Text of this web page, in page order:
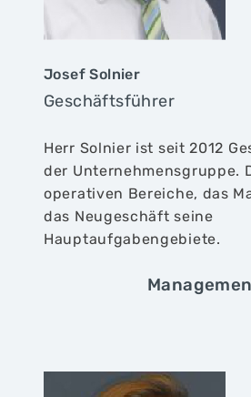
Josef Solnier
Geschäftsführer
Herr Solnier ist seit 2012
der Unternehmensgruppe.
operativen Bereiche, das
das Neugeschäft seine
Hauptaufgabengebiete.